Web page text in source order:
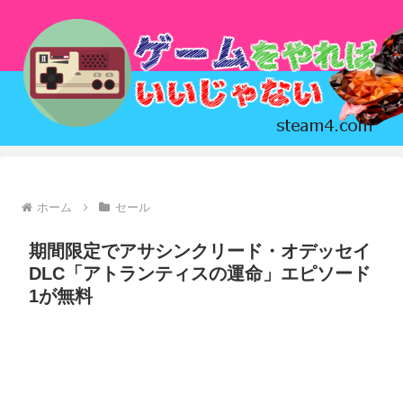
ホーム セール
期間限定でアサシンクリード・オデッセイ
DLC「アトランティスの運命」エピソード
1が無料